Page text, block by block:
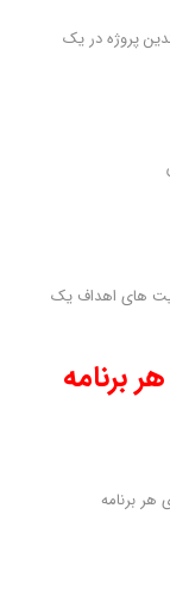
پروژه در یک
های اهداف یک
برنامه